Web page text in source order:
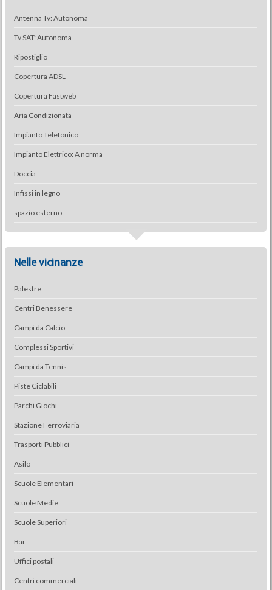
Antenna Tv: Autonoma
Tv SAT: Autonoma
Ripostiglio
Copertura ADSL
Copertura Fastweb
Aria Condizionata
Impianto Telefonico
Impianto Elettrico: A norma
Doccia
Infissi in legno
spazio esterno
Nelle vicinanze
Palestre
Centri Benessere
Campi da Calcio
Complessi Sportivi
Campi da Tennis
Piste Ciclabili
Parchi Giochi
Stazione Ferroviaria
Trasporti Pubblici
Asilo
Scuole Elementari
Scuole Medie
Scuole Superiori
Bar
Uffici postali
Centri commerciali